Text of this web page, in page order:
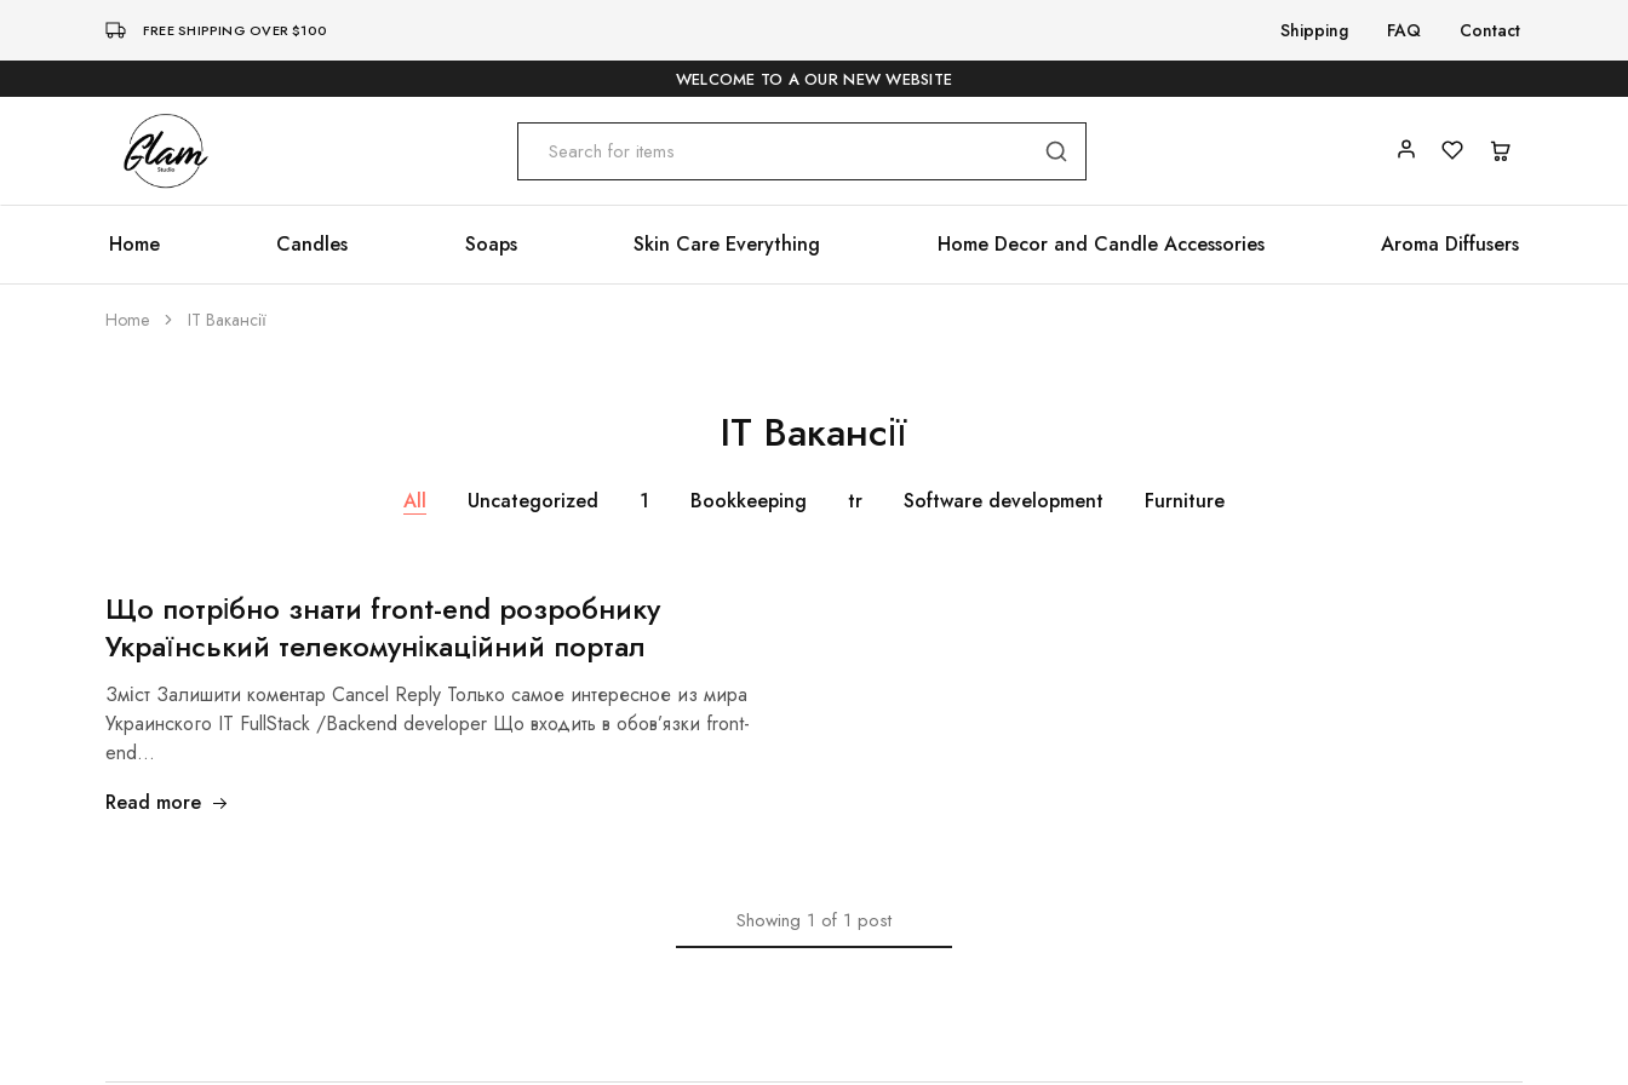
FREE SHIPPING OVER $100 Shipping FAQ Contact
WELCOME TO A OUR NEW WEBSITE
Glam
Studio
Kenya
Home Candles Soaps Skin Care Everything Home Decor and Candle Accessories Aroma Diffusers
Home IT Вакансії
IT Вакансії
All Uncategorized 1 Bookkeeping tr Software development Furniture
Що потрібно знати front-end розробнику
Український телекомунікаційний портал
Зміст Залишити коментар Cancel Reply Только самое интересное из мира
Украинского IT FullStack /Backend developer Що входить в обов’язки front-
end…
Read more
Showing 1 of 1 post